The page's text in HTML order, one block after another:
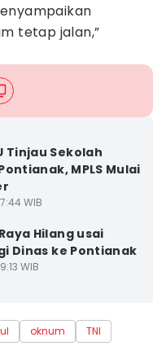
tetap jalan,”
Tinjau Sekolah
MPLS Mulai
WIB
Hilang usai
Dinas ke Pontianak
WIB
oknum
TNI